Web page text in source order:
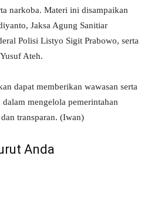
narkoba. Materi ini disampaikan
Jaksa Agung Sanitiar
Polisi Listyo Sigit Prabowo, serta
Ateh.
dapat memberikan wawasan serta
mengelola pemerintahan
transparan. (Iwan)
Anda